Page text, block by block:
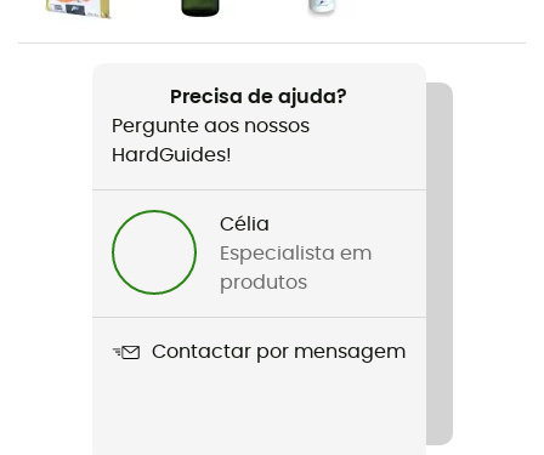
Nome do produto
Suporte para bastões
Bluesign™ / PFC-Free
Precisa de ajuda?
Pergunte aos nossos
HardGuides!
Célia
Especialista em
produtos
Contactar por mensagem